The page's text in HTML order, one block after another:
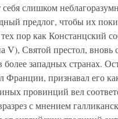
слишком
предлог, чтобы их
пор как Констанцский
V), Святой престол, вновь
более западных странах.
Франции, признавал его
провинций вел
с мнением